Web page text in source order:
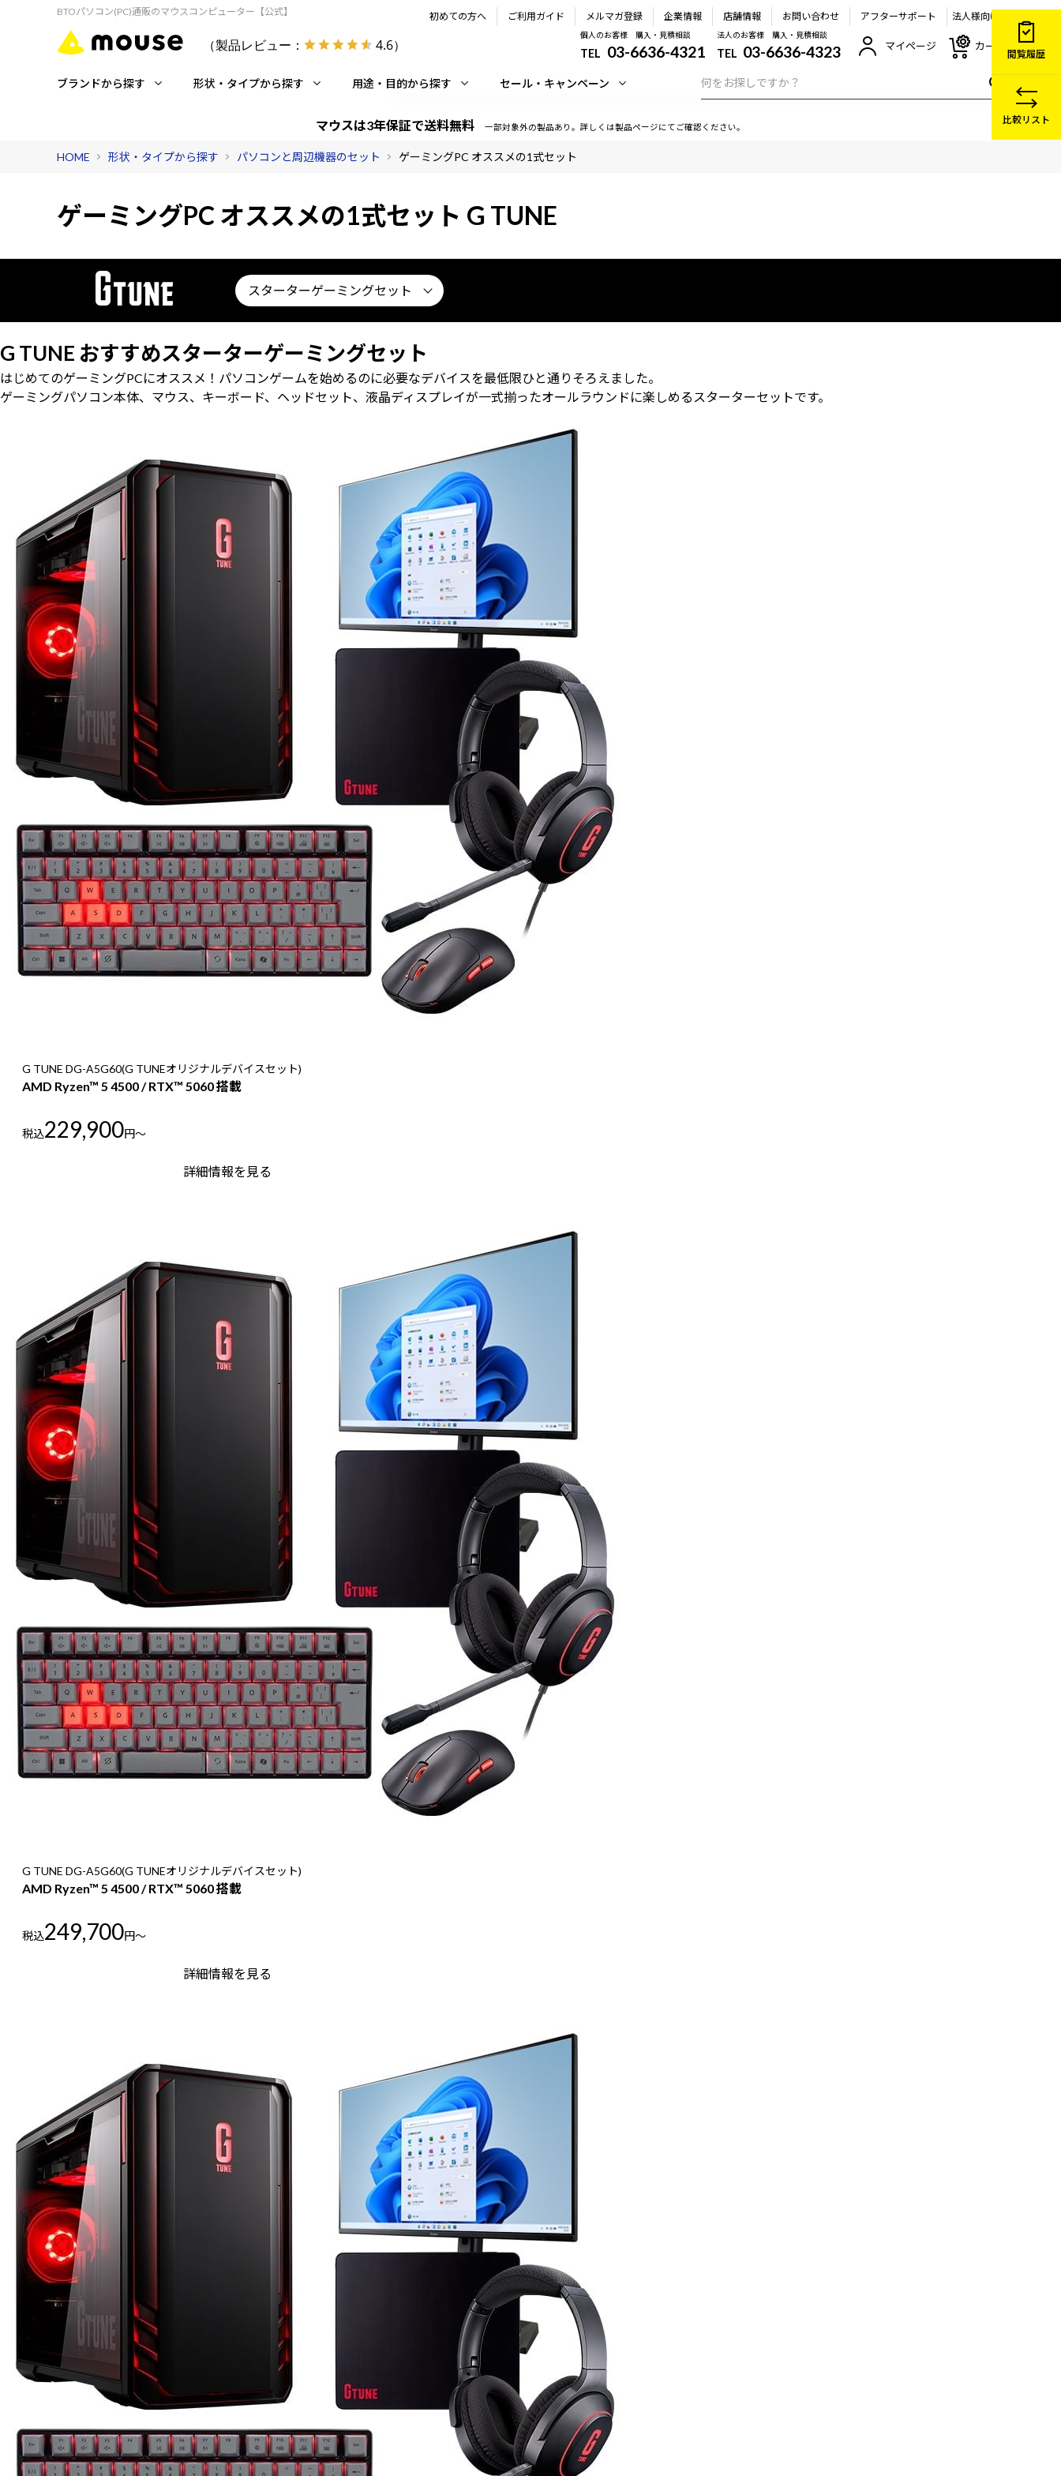
BTOパソコン(PC)通販のマウスコンピューター【公式】
（製品レビュー： 4.6）
初めての方へ ご利用ガイド メルマガ登録 企業情報 店舗情報 お問い合わせ アフターサポート 法人様向け
個人のお客様 購入・見積相談
TEL 03-6636-4321
法人のお客様 購入・見積相談
TEL 03-6636-4323 マイページ カート
ブランドから探す 形状・タイプから探す 用途・目的から探す セール・キャンペーン
マウスは3年保証で送料無料 一部対象外の製品あり。詳しくは製品ページにてご確認ください。
HOME 形状・タイプから探す パソコンと周辺機器のセット ゲーミングPC オススメの1式セット
ゲーミングPC オススメの1式セット G TUNE
スターターゲーミングセット
G TUNE おすすめスターターゲーミングセット
はじめてのゲーミングPCにオススメ！パソコンゲームを始めるのに必要なデバイスを最低限ひと通りそろえました。
ゲーミングパソコン本体、マウス、キーボード、ヘッドセット、液晶ディスプレイが一式揃ったオールラウンドに楽しめるスターターセットです。
G TUNE DG-A5G60(G TUNEオリジナルデバイスセット)
AMD Ryzen™ 5 4500 / RTX™ 5060 搭載
税込229,900円～
詳細情報を見る
G TUNE DG-A5G60(G TUNEオリジナルデバイスセット)
AMD Ryzen™ 5 4500 / RTX™ 5060 搭載
税込249,700円～
詳細情報を見る
閲覧履歴
比較リスト